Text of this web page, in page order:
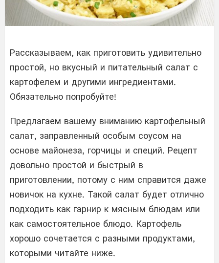
Рассказываем, как приготовить удивительно
простой, но вкусный и питательный салат с
картофелем и другими ингредиентами.
Обязательно попробуйте!
Предлагаем вашему вниманию картофельный
салат, заправленный особым соусом на
основе майонеза, горчицы и специй. Рецепт
довольно простой и быстрый в
приготовлении, потому с ним справится даже
новичок на кухне. Такой салат будет отлично
подходить как гарнир к мясным блюдам или
как самостоятельное блюдо. Картофель
хорошо сочетается с разными продуктами,
которыми читайте ниже.